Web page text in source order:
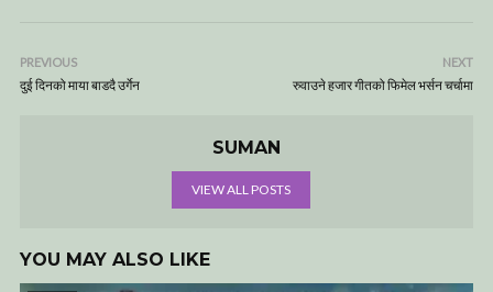
PREVIOUS
दुई दिनको माया बाडदै उर्गेन
NEXT
रुवाउने हजार गीतको फिमेल भर्सन चर्चामा
SUMAN
VIEW ALL POSTS
YOU MAY ALSO LIKE